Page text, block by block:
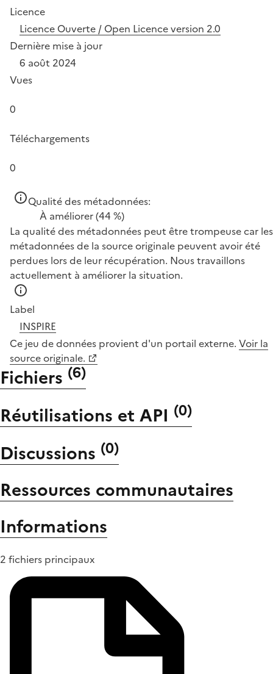
Licence
Licence Ouverte / Open Licence version 2.0
Dernière mise à jour
6 août 2024
Vues
0
Téléchargements
0
Qualité des métadonnées:
À améliorer(44 %)
La qualité des métadonnées peut être trompeuse car les
métadonnées de la source originale peuvent avoir été
perdues lors de leur récupération. Nous travaillons
actuellement à améliorer la situation.
Label
INSPIRE
Ce jeu de données provient d'un portail externe. Voir la
source originale.
Fichiers (6)
Réutilisations et API (0)
Discussions (0)
Ressources communautaires
Informations
2 fichiers principaux